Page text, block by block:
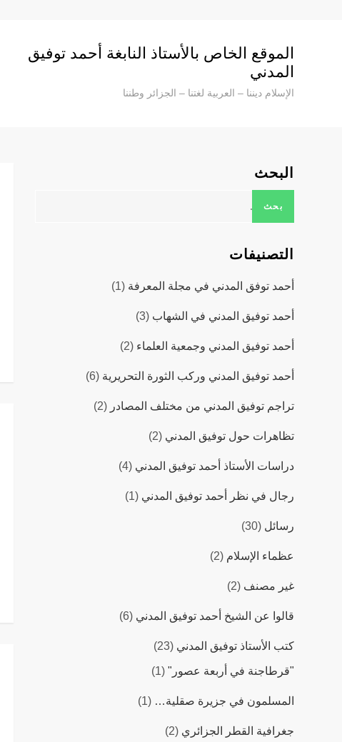
الموقع الخاص بالأستاذ النابغة أحمد توفيق
المدني
الإسلام ديننا – العربية لغتنا – الجزائر وطننا
البحث
التصنيفات
أحمد توفق المدني في مجلة المعرفة (1)
أحمد توفيق المدني في الشهاب (3)
أحمد توفيق المدني وجمعية العلماء (2)
أحمد توفيق المدني وركب الثورة التحريرية (6)
تراجم توفيق المدني من مختلف المصادر (2)
تظاهرات حول توفيق المدني (2)
دراسات اﻷستاذ أحمد توفيق المدني (4)
رجال في نظر أحمد توفيق المدني (1)
رسائل (30)
عظماء الإسلام (2)
غير مصنف (2)
قالوا عن الشيخ أحمد توفيق المدني (6)
كتب اﻷستاذ توفيق المدني (23)
"قرطاجنة في أربعة عصور" (1)
المسلمون في جزيرة صقلية… (1)
جغرافية القطر الجزائري (2)